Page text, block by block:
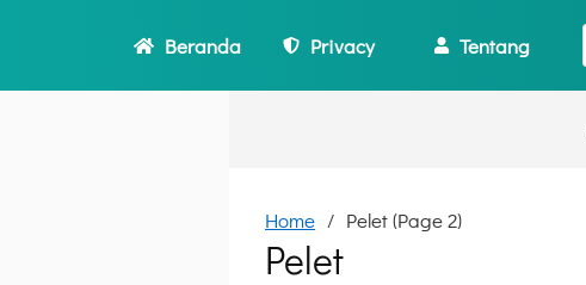
Beranda Privacy Tentang
Home Pelet (Page 2)
Pelet